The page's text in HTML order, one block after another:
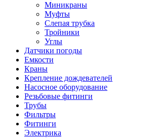
Миникраны
Муфты
Слепая трубка
Тройники
Углы
Датчики погоды
Емкости
Краны
Крепление дождевателей
Насосное оборудование
Резьбовые фитинги
Трубы
Фильтры
Фитинги
Электрика